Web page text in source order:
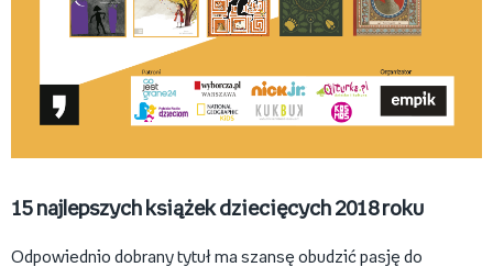
15 najlepszych książek dziecięcych 2018 roku
Odpowiednio dobrany tytuł ma szansę obudzić pasję do